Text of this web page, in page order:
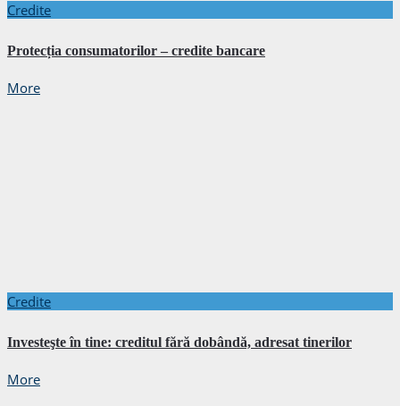
Credite
Protecția consumatorilor – credite bancare
More
Credite
Investeşte în tine: creditul fără dobândă, adresat tinerilor
More